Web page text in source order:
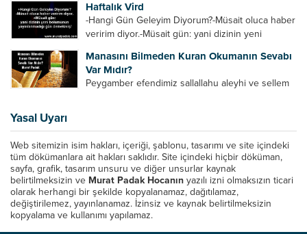
Azrail tek başına aynı anda binlerce insanın
canını...
Haftalık Vird
-Hangi Gün Geleyim Diyorum?-Müsait oluca haber
veririm diyor.-Müsait gün: yani dizinin yeni
efendinin Haftalık Virdi HAFTALIK VİRD Pazartesi
Günü Hangi VİRD var?20:00 Star TV –...
Manasını Bilmeden Kuran Okumanın Sevabı
Var Mıdır?
Peygamber efendimiz sallallahu aleyhi ve sellem
Yasal Uyarı
Web sitemizin isim hakları, içeriği, şablonu, tasarımı ve site içindeki
tüm dökümanlara ait hakları saklıdır. Site içindeki hiçbir döküman,
sayfa, grafik, tasarım unsuru ve diğer unsurlar kaynak
belirtilmeksizin ve Murat Padak Hocanın yazılı izni olmaksızın ticari
olarak herhangi bir şekilde kopyalanamaz, dağıtılamaz,
değiştirilemez, yayınlanamaz. İzinsiz ve kaynak belirtilmeksizin
kopyalama ve kullanımı yapılamaz.